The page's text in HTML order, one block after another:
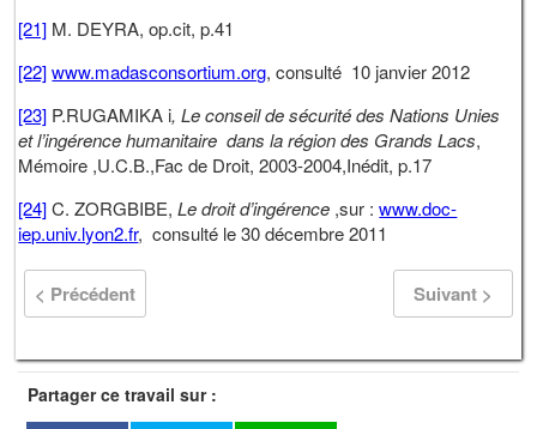
[21] M. DEYRA, op.cit, p.41
[22] www.madasconsortium.org, consulté 10 janvier 2012
[23] P.RUGAMIKA i, Le conseil de sécurité des Nations Unies
et l’ingérence humanitaire dans la région des Grands Lacs,
Mémoire ,U.C.B.,Fac de Droit, 2003-2004,Inédit, p.17
[24]C. ZORGBIBE,Le droit d’ingérence ,sur :www.doc-
iep.univ.lyon2.fr, consulté le 30 décembre 2011
< Précédent Suivant >
Partager ce travail sur :